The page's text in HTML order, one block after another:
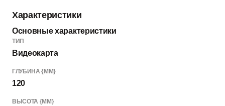
Характеристики
Основные характеристики
ТИП
Видеокарта
ГЛУБИНА {ММ}
120
ВЫСОТА {ММ}